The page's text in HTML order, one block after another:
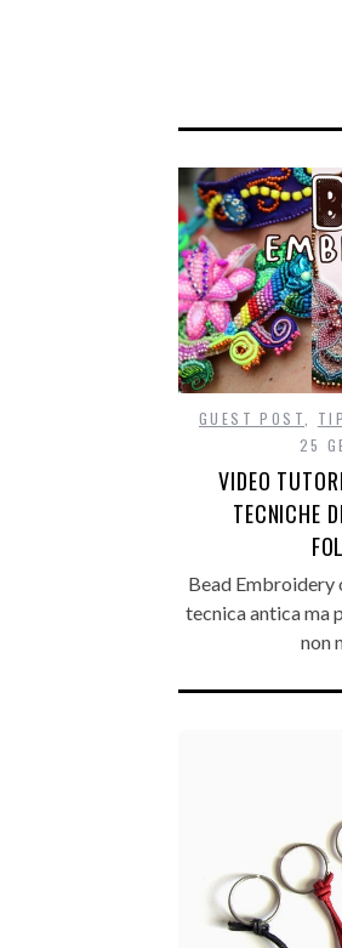
GUEST POST
25
VIDEO
TECNICHE
Bead Embroidery
tecnica antica ma
non